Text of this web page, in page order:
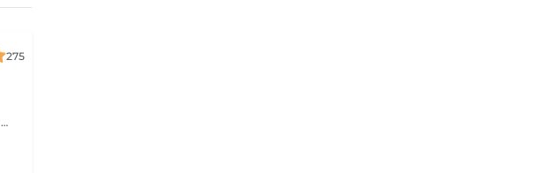
275
EMS New Shape est notre toute nouvelle machine pour le corps. Elle permet d'éliminer les graisses (même viscérales) et de stimuler les muscles les plus profonds, inatteignables même en faisant du sport, et ce, sans aucune courbature ! Le principe est le suivant : des ondes électromagnétiques provoquant des micro-stimulations musculaires très intenses. Ce soin est non-invasif et indolore ! Cette technologie s'adresse à n'importe qui souhaitant améliorer sa silhouette : le ou la sportif(ve) qui stagne et souhaite augmenter ses performances physiques ou encore celui ou celle qui veut développer sa masse musculaire et perdre des graisses locales. L'essayer, c'est l'adopter ! N'hésitez pas à nous contacter pour tout autre renseignement.